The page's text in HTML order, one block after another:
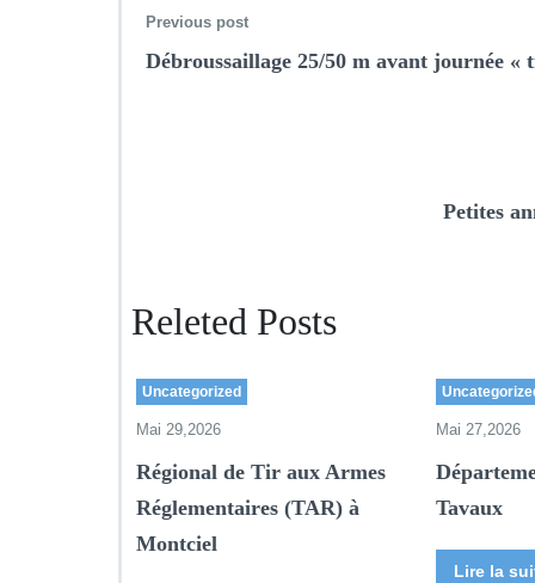
Previous post
Débroussaillage 25/50 m avant journée «
Petites
Releted Posts
Uncategorized
Mai 29,2026
Régional de Tir aux Armes
Réglementaires (TAR) à
Montciel
Mai 27,2026
Tavaux
Lire la